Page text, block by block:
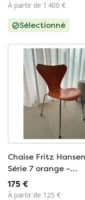
À partir de 1 400 €
Sélectionné
Chaise Fritz Hansen
Série 7 orange –
Arne Jacobsen
175 €
À partir de 125 €